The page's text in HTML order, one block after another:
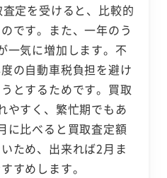
定を受けると、比較的
です。また、一年のう
一気に増加します。不
の自動車税負担を避け
とするためです。買取
やすく、繁忙期でもあ
に比べると買取査定額
ため、出来れば2月ま
すめします。